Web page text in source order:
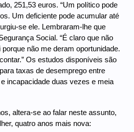
251,53 euros. “Um político pode
Um deficiente pode acumular até
se ele. Lembraram-lhe que
Social. “É claro que não
não me deram oportunidade.
Os estudos disponíveis são
taxas de desemprego entre
incapacidade duas vezes e meia
altera-se ao falar neste assunto,
quatro anos mais nova: